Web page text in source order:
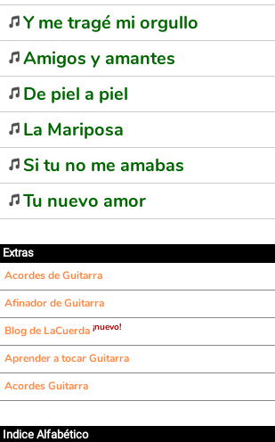
Y me tragé mi orgullo
Amigos y amantes
De piel a piel
La Mariposa
Si tu no me amabas
Tu nuevo amor
Extras
Acordes de Guitarra
Afinador de Guitarra
Blog de LaCuerda ¡nuevo!
Aprender a tocar Guitarra
Acordes Guitarra
Indice Alfabético